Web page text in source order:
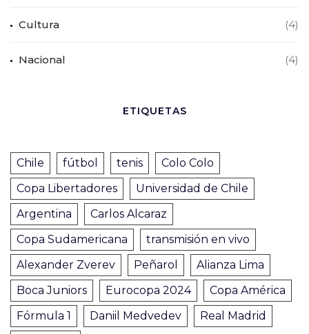
Cultura (4)
Nacional (4)
ETIQUETAS
Chile fútbol tenis
Colo Colo
Copa Libertadores
Universidad de Chile
Argentina
Carlos Alcaraz
Copa Sudamericana
transmisión en vivo
Alexander Zverev
Peñarol
Alianza Lima
Boca Juniors
Eurocopa 2024
Copa América
Fórmula 1
Daniil Medvedev
Real Madrid